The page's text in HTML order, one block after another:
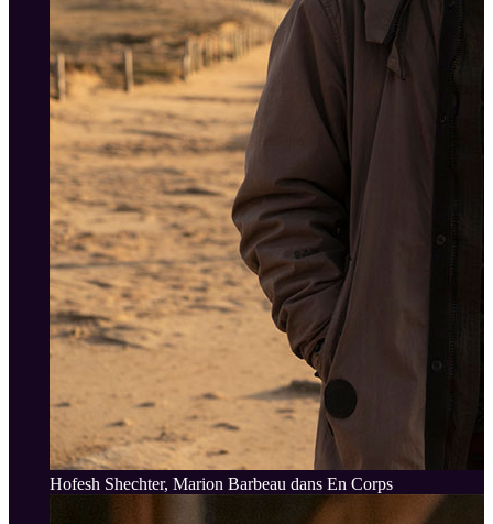
Hofesh Shechter, Marion Barbeau dans En Corps